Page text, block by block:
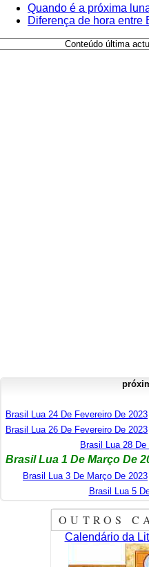
Quando é a próxima
Diferença de hora entre
Conteúdo última
Brasil Lua 24 De Fevereiro De 2023
Brasil Lua 26 De Fevereiro De 2023
Brasil Lua 28
Brasil Lua 1 De Março De
Brasil Lua 3 De Março De 2023
Brasil Lua 5
OUTROS
Calendário da